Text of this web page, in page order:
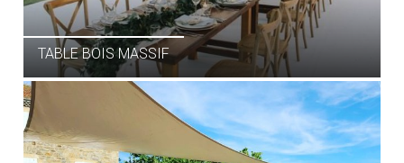
TABLE BOIS MASSIF